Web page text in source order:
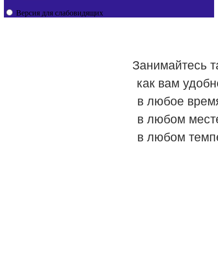
Версия для слабовидящих
Занимайтесь
как вам
в любое
в любом
в любом